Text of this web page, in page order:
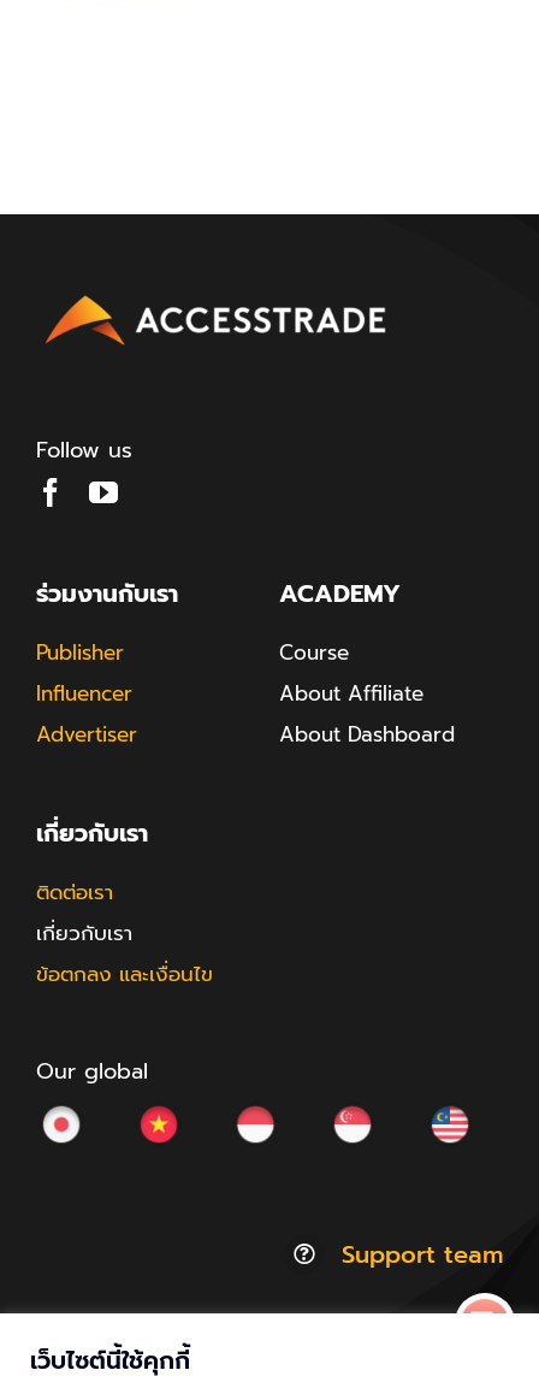
Follow us
ร่วมงานกับเรา
Publisher
Influencer
Advertiser
ACADEMY
Course
About Affiliate
About Dashboard
เกี่ยวกับเรา
ติดต่อเรา
เกี่ยวกับเรา
ข้อตกลง และเงื่อนไข
Our global
Support team
เว็บไซต์นี้ใช้คุกกี้